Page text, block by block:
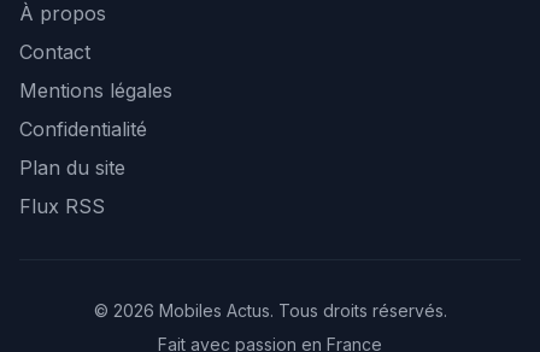
À propos
Contact
Mentions légales
Confidentialité
Plan du site
Flux RSS
© 2026 Mobiles Actus. Tous droits réservés.
Fait avec passion en France